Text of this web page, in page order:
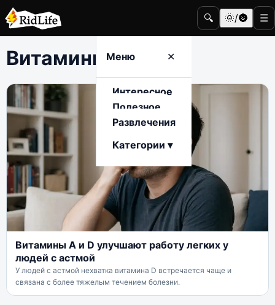
🔍 🌞/🌚 ☰
Меню ✕
Интересное
Полезное
Развлечения
Категории ▾
Витамины
Витамины A и D улучшают работу легких у
людей с астмой
У людей с астмой нехватка витамина D встречается чаще и
связана с более тяжелым течением болезни.